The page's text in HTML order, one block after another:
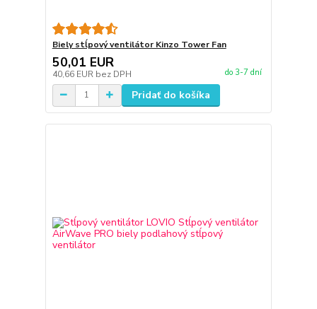
Biely stĺpový ventilátor Kinzo Tower Fan
50,01 EUR
40,66 EUR bez DPH do 3-7 dní
Pridať do košíka